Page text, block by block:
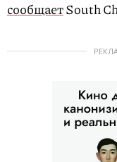
сообщаетSouth